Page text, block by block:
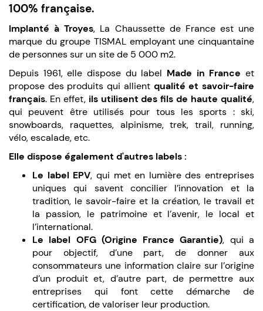
100% française.
Implanté à Troyes, La Chaussette de France est une
marque du groupe TISMAL employant une cinquantaine
de personnes sur un site de 5 000 m2.
Depuis 1961, elle dispose du label Made in France et
propose des produits qui allient qualité et savoir-faire
français. En effet, ils utilisent des fils de haute qualité,
qui peuvent être utilisés pour tous les sports : ski,
snowboards, raquettes, alpinisme, trek, trail, running,
vélo, escalade, etc.
Elle dispose également d'autres labels :
Le label EPV, qui met en lumière des entreprises
uniques qui savent concilier l’innovation et la
tradition, le savoir-faire et la création, le travail et
la passion, le patrimoine et l’avenir, le local et
l’international.
Le label OFG (Origine France Garantie), qui a
pour objectif, d’une part, de donner aux
consommateurs une information claire sur l’origine
d’un produit et, d’autre part, de permettre aux
entreprises qui font cette démarche de
certification, de valoriser leur production.